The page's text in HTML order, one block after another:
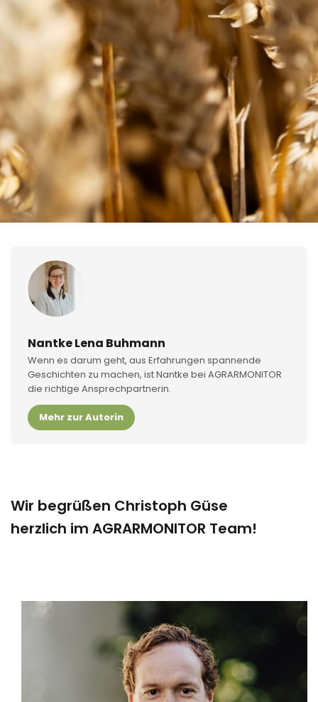
Nantke Lena Buhmann
Wenn es darum geht, aus Erfahrungen spannende
Geschichten zu machen, ist Nantke bei AGRARMONITOR
die richtige Ansprechpartnerin.
Mehr zur Autorin
Wir begrüßen Christoph Güse
herzlich im AGRARMONITOR Team!